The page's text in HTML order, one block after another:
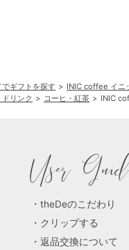
でギフトを探す INIC coffee イニ
リンク コーヒ・紅茶 INIC
User
theDeのこだわり
クリップする
返品交換について